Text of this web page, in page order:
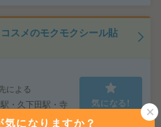
スメのモクモクシール貼
による
・久下田駅・寺
気になる!
になりますか？